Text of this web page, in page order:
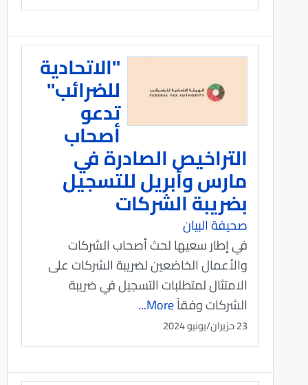
"الاتحادية
للضرائب"
تدعو
أصحاب
التراخيص الصادرة في
مارس وأبريل للتسجيل
بضريبة الشركات
صحيفة البيان
في إطار سعيها لحث أصحاب الشركات
والأعمال الخاضعين لضريبة الشركات على
الامتثال لمتطلبات التسجيل في ضريبة
الشركات وفقاًMore...
23 حزيران/يونيو 2024